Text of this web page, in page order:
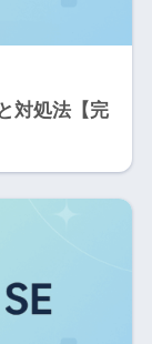
対処法【完